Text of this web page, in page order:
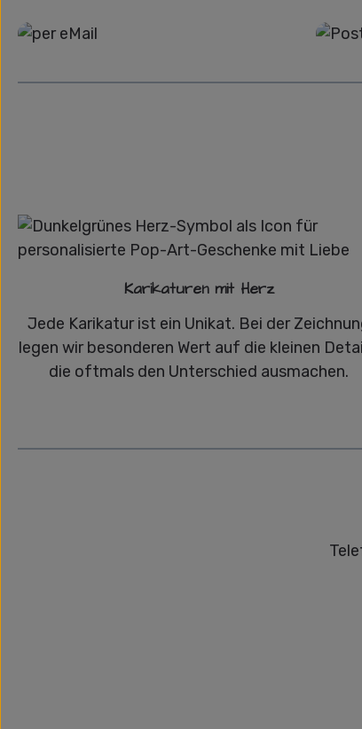
Karikaturen mit Herz
Jede Karikatur ist ein Unikat. Bei der
legen wir besonderen Wert auf die kleinen
die oftmals den Unterschied ausmachen.